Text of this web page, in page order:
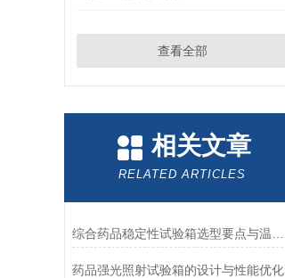
查看全部
相关文章
RELATED ARTICLES
药品强光照射试验箱的设计与性能优化